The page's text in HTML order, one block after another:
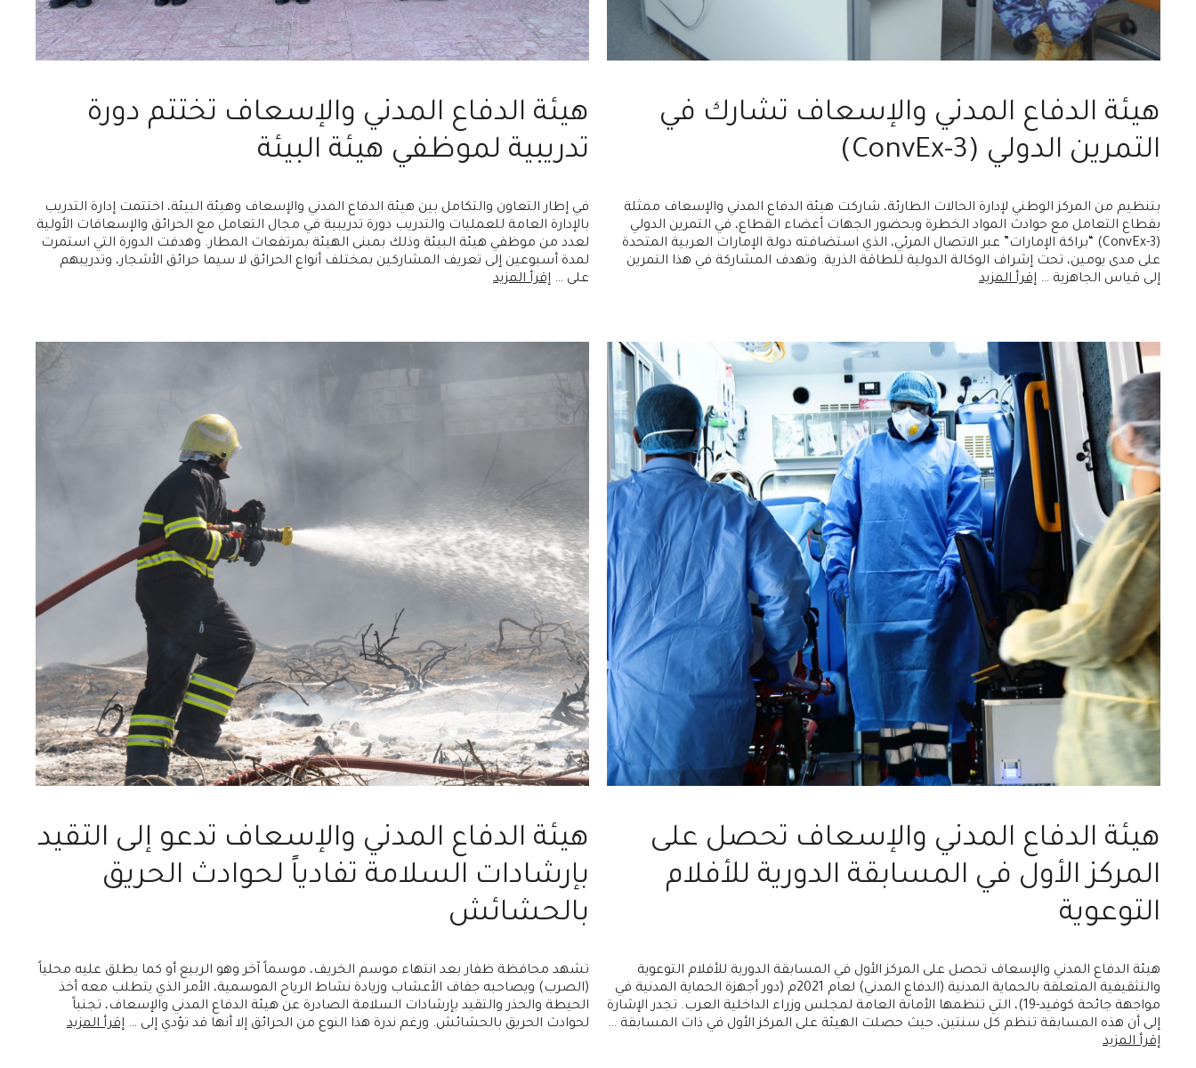
هيئة الدفاع المدني والإسعاف تختتم دورة
تدريبية لموظفي هيئة البيئة
في إطار التعاون والتكامل بين هيئة الدفاع المدني والإسعاف وهيئة البيئة، اختتمت إدارة التدريب
بالإدارة العامة للعمليات والتدريب دورة تدريبية في مجال التعامل مع الحرائق والإسعافات الأولية
لعدد من موظفي هيئة البيئة وذلك بمبنى الهيئة بمرتفعات المطار. وهدفت الدورة التي استمرت
لمدة أسبوعين إلى تعريف المشاركين بمختلف أنواع الحرائق لا سيما حرائق الأشجار، وتدريبهم
على … إقرأ المزيد
هيئة الدفاع المدني والإسعاف تشارك في
التمرين الدولي (ConvEx-3)
بتنظيم من المركز الوطني لإدارة الحالات الطارئة، شاركت هيئة الدفاع المدني والإسعاف ممثلة
بقطاع التعامل مع حوادث المواد الخطرة وبحضور الجهات أعضاء القطاع، في التمرين الدولي
(ConvEx-3) “براكة الإمارات” عبر الاتصال المرئي، الذي استضافته دولة الإمارات العربية المتحدة
على مدى يومين، تحت إشراف الوكالة الدولية للطاقة الذرية. وتهدف المشاركة في هذا التمرين
إلى قياس الجاهزية … إقرأ المزيد
هيئة الدفاع المدني والإسعاف تدعو إلى التقيد
بإرشادات السلامة تفادياً لحوادث الحريق
بالحشائش
تشهد محافظة ظفار بعد انتهاء موسم الخريف، موسماً آخر وهو الربيع أو كما يطلق عليه محلياً
(الصرب) ويصاحبه جفاف الأعشاب وزيادة نشاط الرياح الموسمية، الأمر الذي يتطلب معه أخذ
الحيطة والحذر والتقيد بإرشادات السلامة الصادرة عن هيئة الدفاع المدني والإسعاف، تجنباً
لحوادث الحريق بالحشائش. ورغم ندرة هذا النوع من الحرائق إلا أنها قد تؤدي إلى … إقرأ المزيد
هيئة الدفاع المدني والإسعاف تحصل على
المركز الأول في المسابقة الدورية للأفلام
التوعوية
هيئة الدفاع المدني والإسعاف تحصل على المركز الأول في المسابقة الدورية للأفلام التوعوية
والتثقيفية المتعلقة بالحماية المدنية (الدفاع المدني) لعام 2021م (دور أجهزة الحماية المدنية في
مواجهة جائحة كوفيد-19)، التي تنظمها الأمانة العامة لمجلس وزراء الداخلية العرب. تجدر الإشارة
إلى أن هذه المسابقة تنظم كل سنتين، حيث حصلت الهيئة على المركز الأول في ذات المسابقة …
إقرأ المزيد